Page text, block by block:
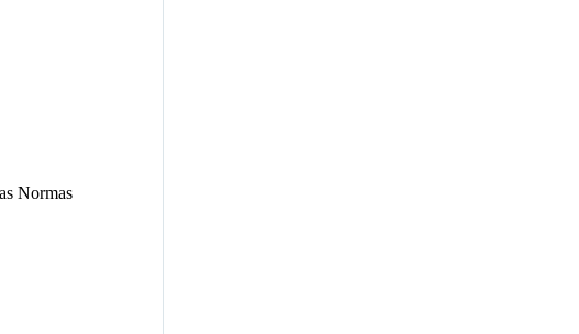
Normas